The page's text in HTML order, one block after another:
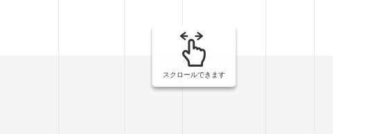
スクロールできます